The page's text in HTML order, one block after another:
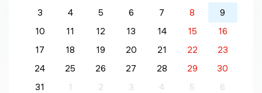
3
4 5 6 7 8
9
10
11 12 13 14 15
16
17
18 19 20 21 22
23
24
25 26 27 28 29
30
31
1 2 3 4 5 6